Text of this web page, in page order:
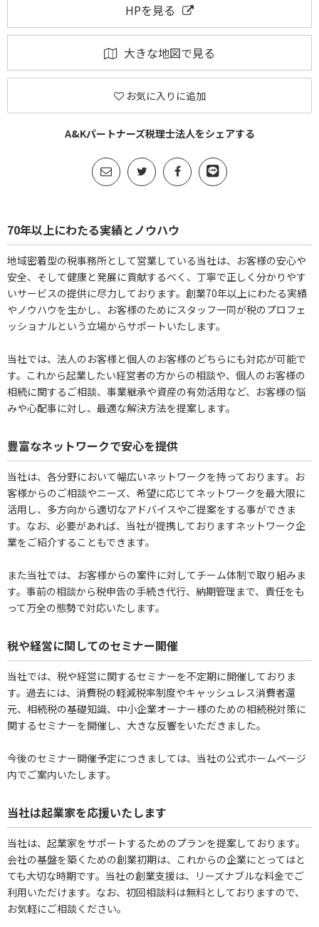
HPを見る
大きな地図で見る
お気に入りに追加
A&Kパートナーズ税理士法人をシェアする
70年以上にわたる実績とノウハウ
地域密着型の税事務所として営業している当社は、お客様の安心や
安全、そして健康と発展に貢献するべく、丁寧で正しく分かりやす
いサービスの提供に尽力しております。創業70年以上にわたる実績
やノウハウを生かし、お客様のためにスタッフ一同が税のプロフェ
ッショナルという立場からサポートいたします。
当社では、法人のお客様と個人のお客様のどちらにも対応が可能で
す。これから起業したい経営者の方からの相談や、個人のお客様の
相続に関するご相談、事業継承や資産の有効活用など、お客様の悩
みや心配事に対し、最適な解決方法を提案します。
豊富なネットワークで安心を提供
当社は、各分野において幅広いネットワークを持っております。お
客様からのご相談やニーズ、希望に応じてネットワークを最大限に
活用し、多方向から適切なアドバイスやご提案をする事ができま
す。なお、必要があれば、当社が提携しておりますネットワーク企
業をご紹介することもできます。
また当社では、お客様からの案件に対してチーム体制で取り組みま
す。事前の相談から税申告の手続き代行、納期管理まで、責任をも
って万全の態勢で対応いたします。
税や経営に関してのセミナー開催
当社では、税や経営に関するセミナーを不定期に開催しておりま
す。過去には、消費税の軽減税率制度やキャッシュレス消費者還
元、相続税の基礎知識、中小企業オーナー様のための相続税対策に
関するセミナーを開催し、大きな反響をいただきました。
今後のセミナー開催予定につきましては、当社の公式ホームページ
内でご案内いたします。
当社は起業家を応援いたします
当社は、起業家をサポートするためのプランを提案しております。
会社の基盤を築くための創業初期は、これからの企業にとってはと
ても大切な時期です。当社の創業支援は、リーズナブルな料金でご
利用いただけます。なお、初回相談料は無料としておりますので、
お気軽にご相談ください。